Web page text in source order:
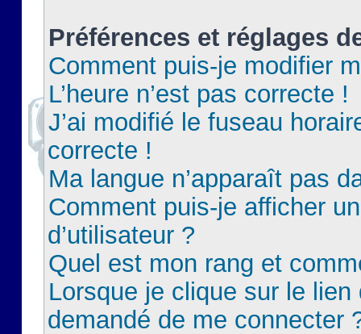
Préférences et réglages
Comment puis-je modifier
L’heure n’est pas correcte !
J’ai modifié le fuseau
correcte !
Ma langue n’apparaît pas
Comment puis-je afficher
d’utilisateur ?
Quel est mon rang et
Lorsque je clique sur le lien
demandé de me connecter